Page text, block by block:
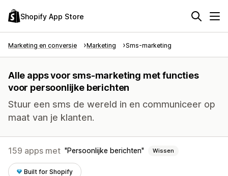
Shopify App Store
Marketing en conversie Marketing Sms-marketing
Alle apps voor sms-marketing met functies
voor persoonlijke berichten
Stuur een sms de wereld in en communiceer op
maat van je klanten.
159 apps met Persoonlijke berichten Wissen
Built for Shopify